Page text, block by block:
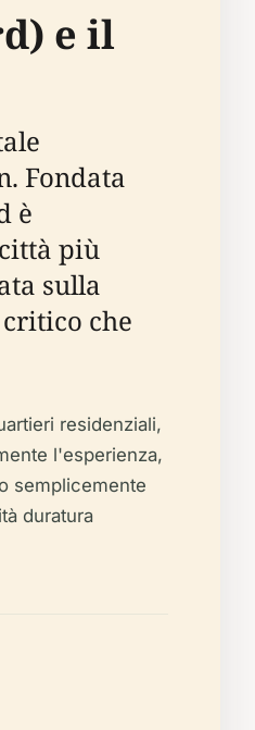
e il
Fondata
è
più
sulla
che
residenziali,
l'esperienza,
semplicemente
duratura